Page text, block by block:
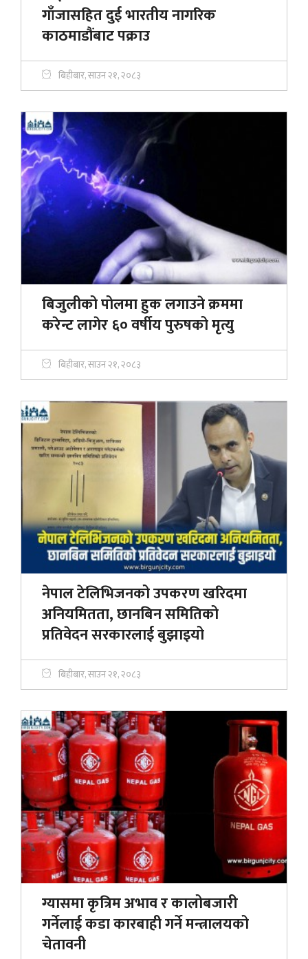
गाँजासहित दुई भारतीय नागरिक
काठमाडौंबाट पक्राउ
बिहीबार, साउन २१, २०८३
बिजुलीको पोलमा हुक लगाउने क्रममा
करेन्ट लागेर ६० वर्षीय पुरुषको मृत्यु
बिहीबार, साउन २१, २०८३
नेपाल टेलिभिजनको उपकरण खरिदमा
अनियमितता, छानबिन समितिको
प्रतिवेदन सरकारलाई बुझाइयो
बिहीबार, साउन २१, २०८३
ग्यासमा कृत्रिम अभाव र कालोबजारी
गर्नेलाई कडा कारबाही गर्ने मन्त्रालयको
चेतावनी